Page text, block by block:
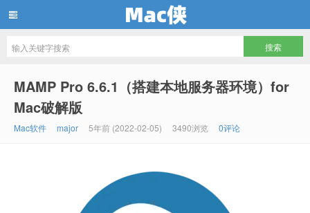
MAMP Pro 6.6.1（搭建本地服务器环境）for
Mac破解版
Mac软件 major 5年前 (2022-02-05) 3490浏览 0评论